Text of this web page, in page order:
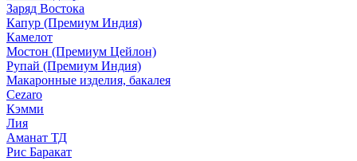
Заряд Востока
Капур (Премиум Индия)
Камелот
Мостон (Премиум Цейлон)
Рупай (Премиум Индия)
Макаронные изделия, бакалея
Cezaro
Кэмми
Лия
Аманат ТД
Рис Баракат